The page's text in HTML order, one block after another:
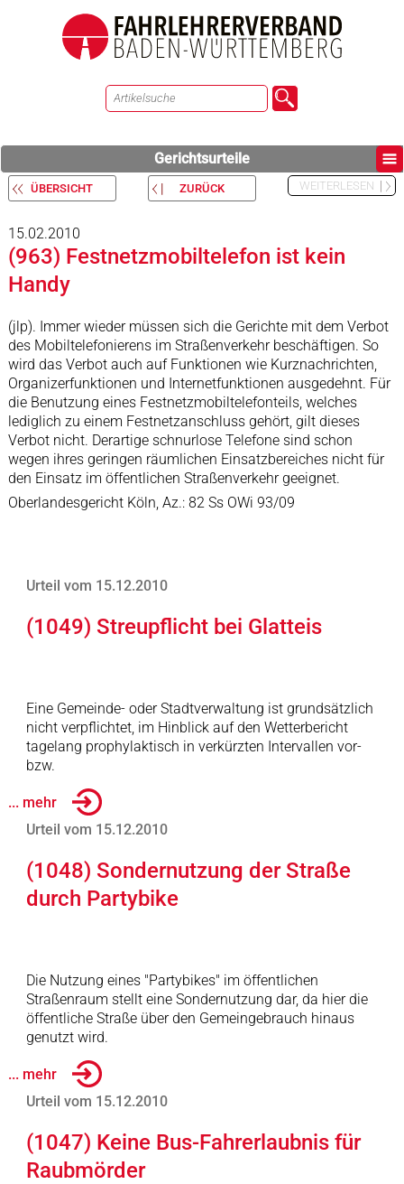
Gerichtsurteile
ÜBERSICHT ZURÜCK WEITERLESEN
15.02.2010
(963) Festnetzmobiltelefon ist kein
Handy
(jlp). Immer wieder müssen sich die Gerichte mit dem Verbot
des Mobiltelefonierens im Straßenverkehr beschäftigen. So
wird das Verbot auch auf Funktionen wie Kurznachrichten,
Organizerfunktionen und Internetfunktionen ausgedehnt. Für
die Benutzung eines Festnetzmobiltelefonteils, welches
lediglich zu einem Festnetzanschluss gehört, gilt dieses
Verbot nicht. Derartige schnurlose Telefone sind schon
wegen ihres geringen räumlichen Einsatzbereiches nicht für
den Einsatz im öffentlichen Straßenverkehr geeignet.
Oberlandesgericht Köln, Az.: 82 Ss OWi 93/09
Urteil vom 15.12.2010
(1049) Streupflicht bei Glatteis
Eine Gemeinde- oder Stadtverwaltung ist grundsätzlich
nicht verpflichtet, im Hinblick auf den Wetterbericht
tagelang prophylaktisch in verkürzten Intervallen vor-
bzw.
... mehr
Urteil vom 15.12.2010
(1048) Sondernutzung der Straße
durch Partybike
Die Nutzung eines "Partybikes" im öffentlichen
Straßenraum stellt eine Sondernutzung dar, da hier die
öffentliche Straße über den Gemeingebrauch hinaus
genutzt wird.
... mehr
Urteil vom 15.12.2010
(1047) Keine Bus-Fahrerlaubnis für
Raubmörder